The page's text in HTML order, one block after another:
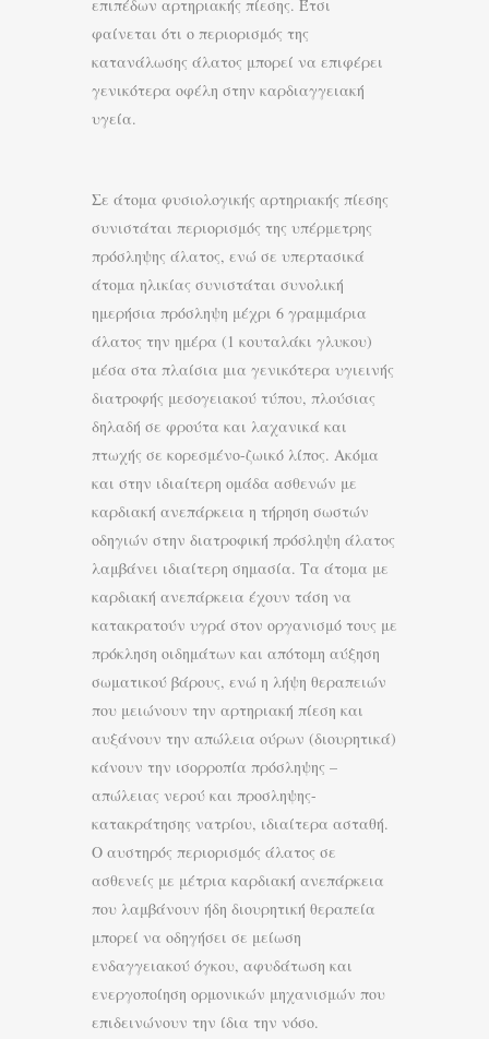
επιπέδων αρτηριακής πίεσης. Έτσι
φαίνεται ότι ο περιορισμός της
κατανάλωσης άλατος μπορεί να επιφέρει
γενικότερα οφέλη στην καρδιαγγειακή
υγεία.
Σε άτομα φυσιολογικής αρτηριακής πίεσης
συνιστάται περιορισμός της υπέρμετρης
πρόσληψης άλατος, ενώ σε υπερτασικά
άτομα ηλικίας συνιστάται συνολική
ημερήσια πρόσληψη μέχρι 6 γραμμάρια
άλατος την ημέρα (1 κουταλάκι γλυκου)
μέσα στα πλαίσια μια γενικότερα υγιεινής
διατροφής μεσογειακού τύπου, πλούσιας
δηλαδή σε φρούτα και λαχανικά και
πτωχής σε κορεσμένο-ζωικό λίπος. Ακόμα
και στην ιδιαίτερη ομάδα ασθενών με
καρδιακή ανεπάρκεια η τήρηση σωστών
οδηγιών στην διατροφική πρόσληψη άλατος
λαμβάνει ιδιαίτερη σημασία. Τα άτομα με
καρδιακή ανεπάρκεια έχουν τάση να
κατακρατούν υγρά στον οργανισμό τους με
πρόκληση οιδημάτων και απότομη αύξηση
σωματικού βάρους, ενώ η λήψη θεραπειών
που μειώνουν την αρτηριακή πίεση και
αυξάνουν την απώλεια ούρων (διουρητικά)
κάνουν την ισορροπία πρόσληψης –
απώλειας νερού και προσληψης-
κατακράτησης νατρίου, ιδιαίτερα ασταθή.
Ο αυστηρός περιορισμός άλατος σε
ασθενείς με μέτρια καρδιακή ανεπάρκεια
που λαμβάνουν ήδη διουρητική θεραπεία
μπορεί να οδηγήσει σε μείωση
ενδαγγειακού όγκου, αφυδάτωση και
ενεργοποίηση ορμονικών μηχανισμών που
επιδεινώνουν την ίδια την νόσο.